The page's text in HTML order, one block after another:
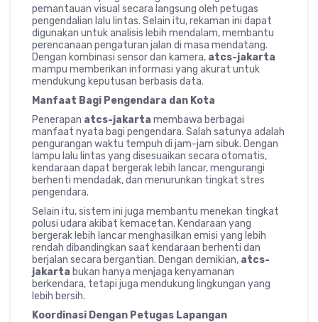
pemantauan visual secara langsung oleh petugas
pengendalian lalu lintas. Selain itu, rekaman ini dapat
digunakan untuk analisis lebih mendalam, membantu
perencanaan pengaturan jalan di masa mendatang.
Dengan kombinasi sensor dan kamera, atcs-jakarta
mampu memberikan informasi yang akurat untuk
mendukung keputusan berbasis data.
Manfaat Bagi Pengendara dan Kota
Penerapan atcs-jakarta membawa berbagai
manfaat nyata bagi pengendara. Salah satunya adalah
pengurangan waktu tempuh di jam-jam sibuk. Dengan
lampu lalu lintas yang disesuaikan secara otomatis,
kendaraan dapat bergerak lebih lancar, mengurangi
berhenti mendadak, dan menurunkan tingkat stres
pengendara.
Selain itu, sistem ini juga membantu menekan tingkat
polusi udara akibat kemacetan. Kendaraan yang
bergerak lebih lancar menghasilkan emisi yang lebih
rendah dibandingkan saat kendaraan berhenti dan
berjalan secara bergantian. Dengan demikian, atcs-
jakarta bukan hanya menjaga kenyamanan
berkendara, tetapi juga mendukung lingkungan yang
lebih bersih.
Koordinasi Dengan Petugas Lapangan